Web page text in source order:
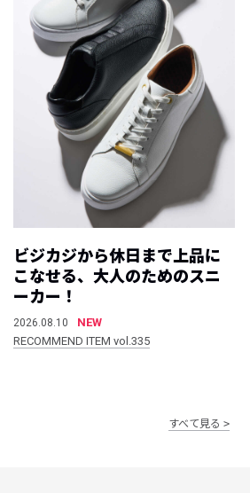
ビジカジから休日まで上品に
こなせる、大人のためのスニ
ーカー！
2026.08.10
NEW
RECOMMEND ITEM vol.335
すべて見る